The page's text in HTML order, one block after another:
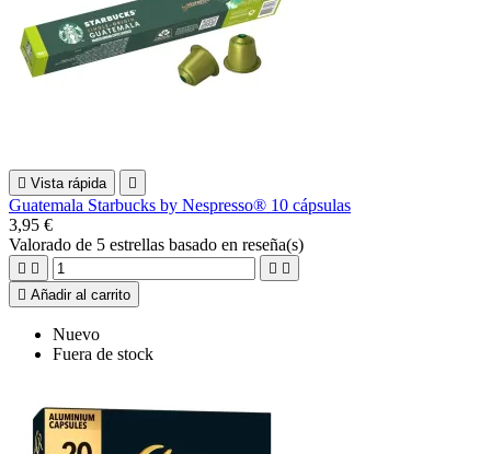
 Vista rápida 
Guatemala Starbucks by Nespresso® 10 cápsulas
3,95 €
Valorado de 5 estrellas basado en reseña(s)
   
 Añadir al carrito
Nuevo
Fuera de stock